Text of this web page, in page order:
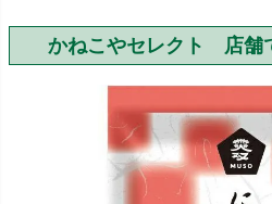
かねこやセレクト 店舗